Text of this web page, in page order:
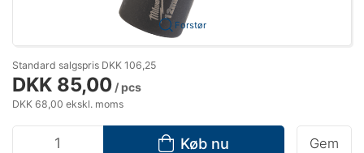
Forstør
Standard salgspris DKK 106,25
DKK 85,00 / pcs
DKK 68,00 ekskl. moms
Køb nu Gem